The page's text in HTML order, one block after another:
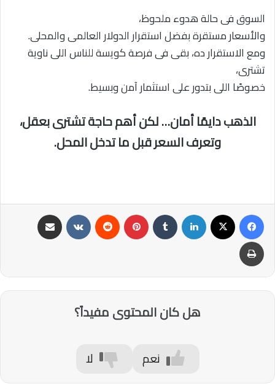
السوق فى حالة هدوء ملحوظ،
والأسعار مستقرة بفضل استقرار الدولار العالمى والمحلى.
ومع الاستقرار ده، بقى فى فرصة كويسة للناس اللى ناوية
تشترى،
خصوصًا اللى بتدور على استثمار آمن وبسيط.
الذهب دايمًا أمان… لكن أهم حاجة تشترى بعقل،
وتعرف السعر قبل ما تدخل المحل.
هل كان المحتوى مفيداً؟
نعم لا